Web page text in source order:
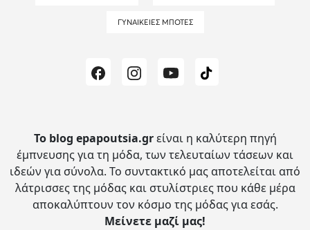
ΓΥΝΑΙΚΕΊΕΣ ΜΠΌΤΕΣ
Το blog epapoutsia.grείναι η καλύτερη πηγή
έμπνευσης για τη μόδα, των τελευταίων τάσεων και
ιδεών για σύνολα. Το συντακτικό μας αποτελείται από
λάτρισσες της μόδας και στυλίστριες που κάθε μέρα
αποκαλύπτουν τον κόσμο της μόδας για εσάς.
Μείνετε μαζί μας!